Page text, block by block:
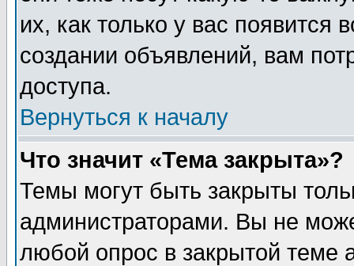
их, как только у вас появится
создании объявлений, вам
доступа.
Вернуться к началу
Что значит «Тема закрыта»?
Темы могут быть закрыты
администраторами. Вы не
любой опрос в закрытой теме